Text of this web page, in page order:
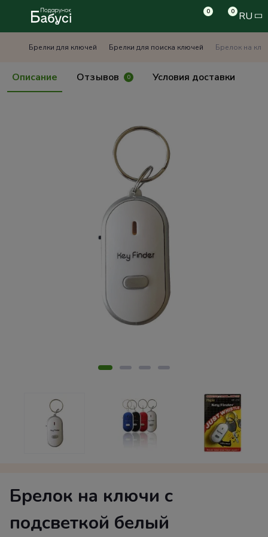
0 0 RU
Брелки для ключей Брелки для поиска ключей Брелок на
Описание Отзывов 0 Условия доставки
Брелок на ключи с
подсветкой белый